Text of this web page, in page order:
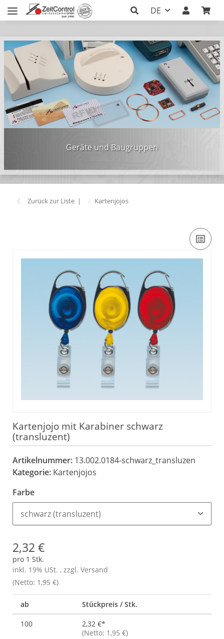
DE
Geräte und Baugruppen
Zurück zur Liste Kartenjojos
Kartenjojo mit Karabiner schwarz
(transluzent)
Artikelnummer: 13.002.0184-schwarz_transluzen
Kategorie: Kartenjojos
Farbe
schwarz (transluzent)
2,32 €
pro 1 Stk.
inkl. 19% USt. , zzgl. Versand
(Netto: 1,95 €)
ab Stückpreis / Stk.
100 2,32 €*
(Netto: 1,95 €)